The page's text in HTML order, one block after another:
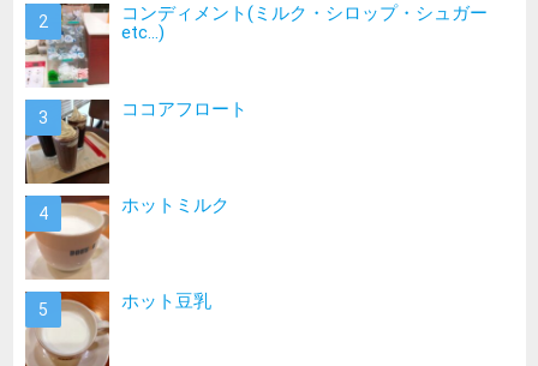
コンディメント(ミルク・シロップ・シュガー
etc…)
ココアフロート
ホットミルク
ホット豆乳